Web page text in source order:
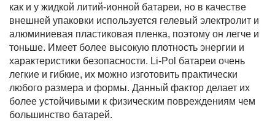
как и у жидкой литий-ионной батареи, но в качестве
внешней упаковки используется гелевый электролит и
алюминиевая пластиковая пленка, поэтому он легче и
тоньше. Имеет более высокую плотность энергии и
характеристики безопасности. Li-Pol батареи очень
легкие и гибкие, их можно изготовить практически
любого размера и формы. Данный фактор делает их
более устойчивыми к физическим повреждениям чем
большинство батарей.